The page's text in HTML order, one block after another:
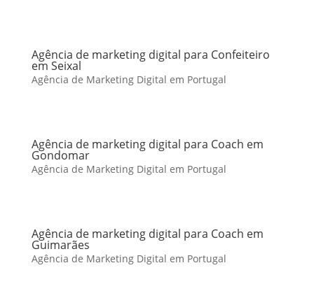
Agência de marketing digital para Confeiteiro
em Seixal
Agência de Marketing Digital em Portugal
Agência de marketing digital para Coach em
Gondomar
Agência de Marketing Digital em Portugal
Agência de marketing digital para Coach em
Guimarães
Agência de Marketing Digital em Portugal